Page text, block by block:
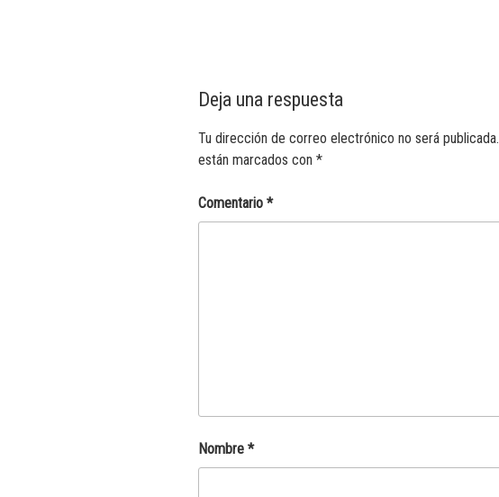
Deja una respuesta
Tu dirección de correo electrónico no será publicada.
están marcados con *
Comentario *
Nombre *